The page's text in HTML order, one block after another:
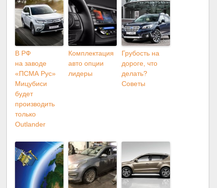
В РФ
на заводе
«ПСМА Рус»
Мицубиси
будет
производить
только
Outlander
Комплектация
авто опции
лидеры
Грубость на
дороге, что
делать?
Советы